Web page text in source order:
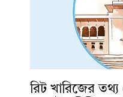
রিট খারিজের